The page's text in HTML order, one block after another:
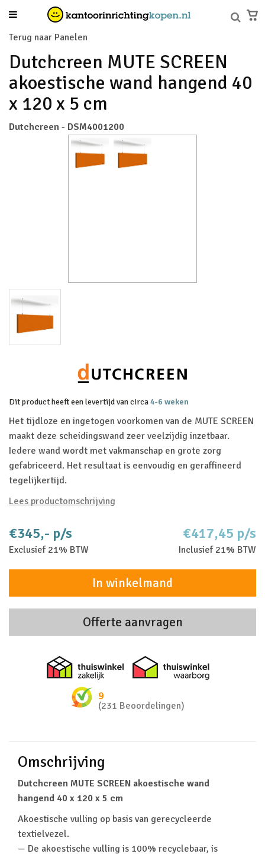
Terug naar Panelen
Dutchcreen MUTE SCREEN
akoestische wand hangend 40
x 120 x 5 cm
Dutchcreen - DSM4001200
Dit product heeft een levertijd van circa4-6 weken
Het tijdloze en ingetogen voorkomen van de MUTE SCREEN
maakt deze scheidingswand zeer veelzijdig inzetbaar.
Iedere wand wordt met vakmanschap en grote zorg
gefabriceerd. Het resultaat is eenvoudig en geraffineerd
tegelijkertijd.
Lees productomschrijving
€345,- p/s
Exclusief 21% BTW
€417,45 p/s
Inclusief 21% BTW
In winkelmand
Offerte aanvragen
Thuiswinkel zakelijk
9
(231 Beoordelingen)
Omschrijving
Dutchcreen MUTE SCREEN akoestische wand
hangend 40 x 120 x 5 cm
Akoestische vulling op basis van gerecycleerde
textielvezel.
— De akoestische vulling is 100% recyclebaar, is